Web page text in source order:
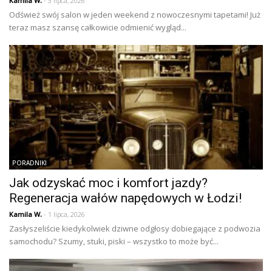
Odśwież swój salon w jeden weekend z nowoczesnymi tapetami! Już
teraz masz szansę całkowicie odmienić wygląd...
PORADNIKI
Jak odzyskać moc i komfort jazdy?
Regeneracja wałów napędowych w Łodzi!
Kamila W. - 1 lipca, 2026
Zasłyszeliście kiedykolwiek dziwne odgłosy dobiegające z podwozia
samochodu? Szumy, stuki, piski – wszystko to może być...